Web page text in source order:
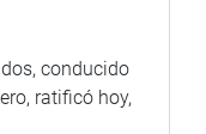
conducido
ratificó hoy,